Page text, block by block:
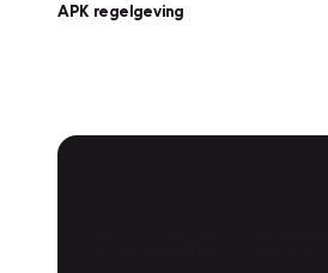
APK regelgeving